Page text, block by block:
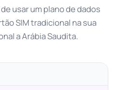
usar um plano de dados
SIM tradicional na sua
a Arábia Saudita.